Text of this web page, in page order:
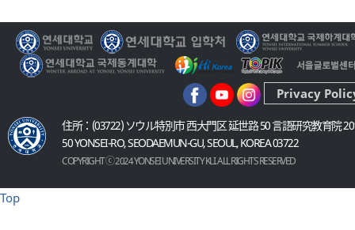
住所：(03722) ソウル特別市 西大門区 延世路 50 言語研究教育院
50 YONSEI-RO, SEODAEMUN-GU, SEOUL, KOREA 03722
COPYRIGHT ⓒ 2024 YONSEI UNIVERSITY KLI. ALL RIGHTS RESERVED
Privacy
Top